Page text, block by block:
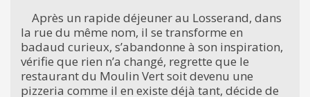
Après un rapide déjeuner au Losserand, dans
la rue du même nom, il se transforme en
badaud curieux, s’abandonne à son inspiration,
vérifie que rien n’a changé, regrette que le
restaurant du Moulin Vert soit devenu une
pizzeria comme il en existe déjà tant, décide de